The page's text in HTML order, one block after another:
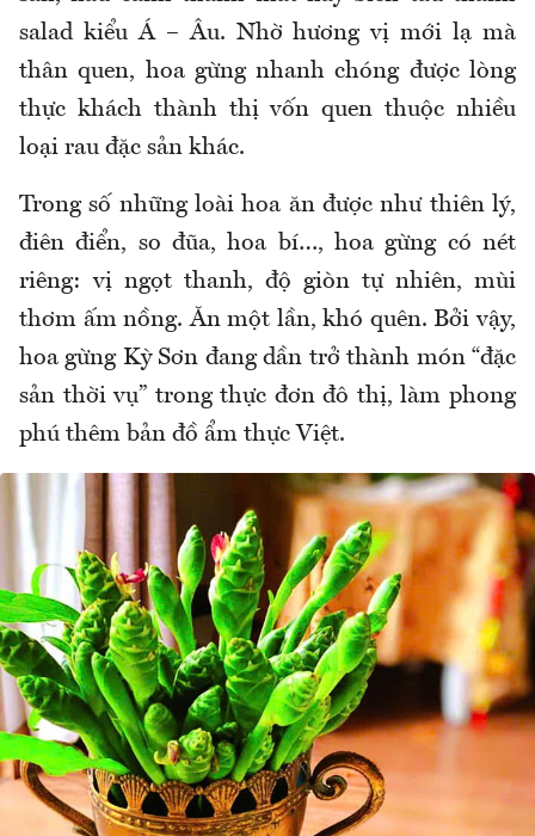
salad kiểu Á – Âu. Nhờ hương vị mới lạ mà
thân quen, hoa gừng nhanh chóng được lòng
thực khách thành thị vốn quen thuộc nhiều
loại rau đặc sản khác.
Trong số những loài hoa ăn được như thiên lý,
điên điển, so đũa, hoa bí…, hoa gừng có nét
riêng: vị ngọt thanh, độ giòn tự nhiên, mùi
thơm ấm nồng. Ăn một lần, khó quên. Bởi vậy,
hoa gừng Kỳ Sơn đang dần trở thành món “đặc
sản thời vụ” trong thực đơn đô thị, làm phong
phú thêm bản đồ ẩm thực Việt.